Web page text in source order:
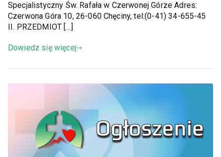
Specjalistyczny Św. Rafała w Czerwonej Górze Adres:
Czerwona Góra 10, 26-060 Chęciny, tel:(0-41) 34-655-45
II. PRZEDMIOT […]
Dowiedz się więcej